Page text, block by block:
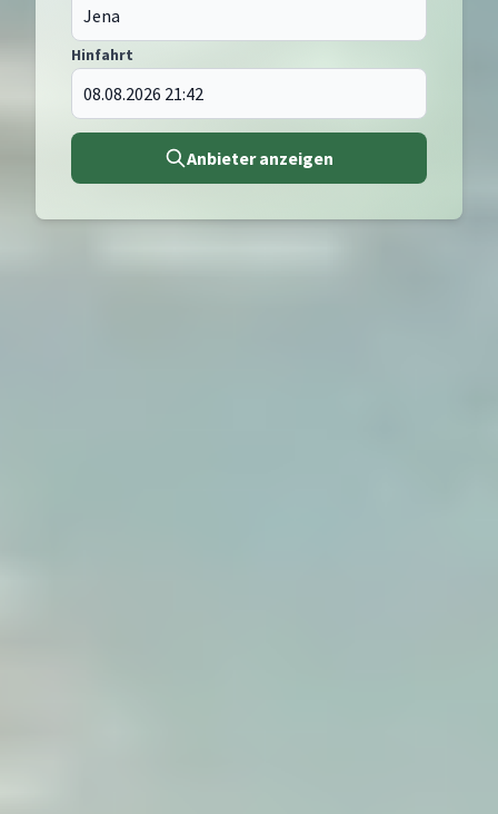
Hinfahrt
Anbieter anzeigen